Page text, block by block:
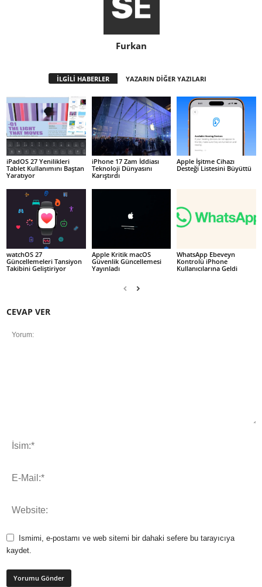
Furkan
İLGİLİ HABERLER YAZARIN DİĞER YAZILARI
iPadOS 27 Yenilikleri
Tablet Kullanımını Baştan
Yaratıyor
iPhone 17 Zam İddiası
Teknoloji Dünyasını
Karıştırdı
Apple İşitme Cihazı
Desteği Listesini Büyüttü
watchOS 27
Güncellemeleri Tansiyon
Takibini Geliştiriyor
Apple Kritik macOS
Güvenlik Güncellemesi
Yayınladı
WhatsApp Ebeveyn
Kontrolü iPhone
Kullanıcılarına Geldi
CEVAP VER
Ismimi, e-postamı ve web sitemi bir dahaki sefere bu tarayıcıya
kaydet.